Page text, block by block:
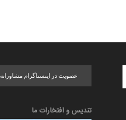
عضویت در اینستاگرام مشاورانه
تندیس و افتخارات ما